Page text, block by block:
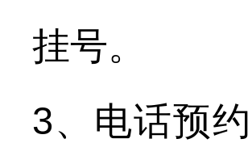
挂号。
3、电话预